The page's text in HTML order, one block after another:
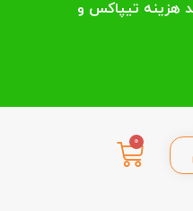
0
باشید هزینه تیپاکس و